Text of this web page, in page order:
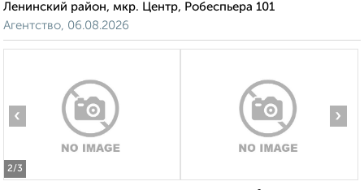
Ленинский район, мкр. Центр, Робеспьера 101
Агентство, 06.08.2026
2/3
‹ ›